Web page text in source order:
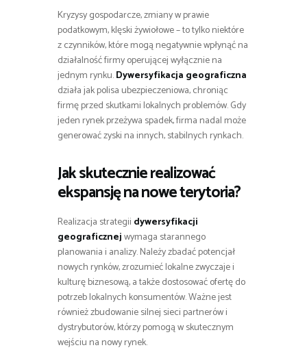
Kryzysy gospodarcze, zmiany w prawie
podatkowym, klęski żywiołowe – to tylko niektóre
z czynników, które mogą negatywnie wpłynąć na
działalność firmy operującej wyłącznie na
jednym rynku.Dywersyfikacja geograficzna
działa jak polisa ubezpieczeniowa, chroniąc
firmę przed skutkami lokalnych problemów. Gdy
jeden rynek przeżywa spadek, firma nadal może
generować zyski na innych, stabilnych rynkach.
Jak skutecznie realizować
ekspansję na nowe terytoria?
Realizacja strategii dywersyfikacji
geograficznejwymaga starannego
planowania i analizy. Należy zbadać potencjał
nowych rynków, zrozumieć lokalne zwyczaje i
kulturę biznesową, a także dostosować ofertę do
potrzeb lokalnych konsumentów. Ważne jest
również zbudowanie silnej sieci partnerów i
dystrybutorów, którzy pomogą w skutecznym
wejściu na nowy rynek.